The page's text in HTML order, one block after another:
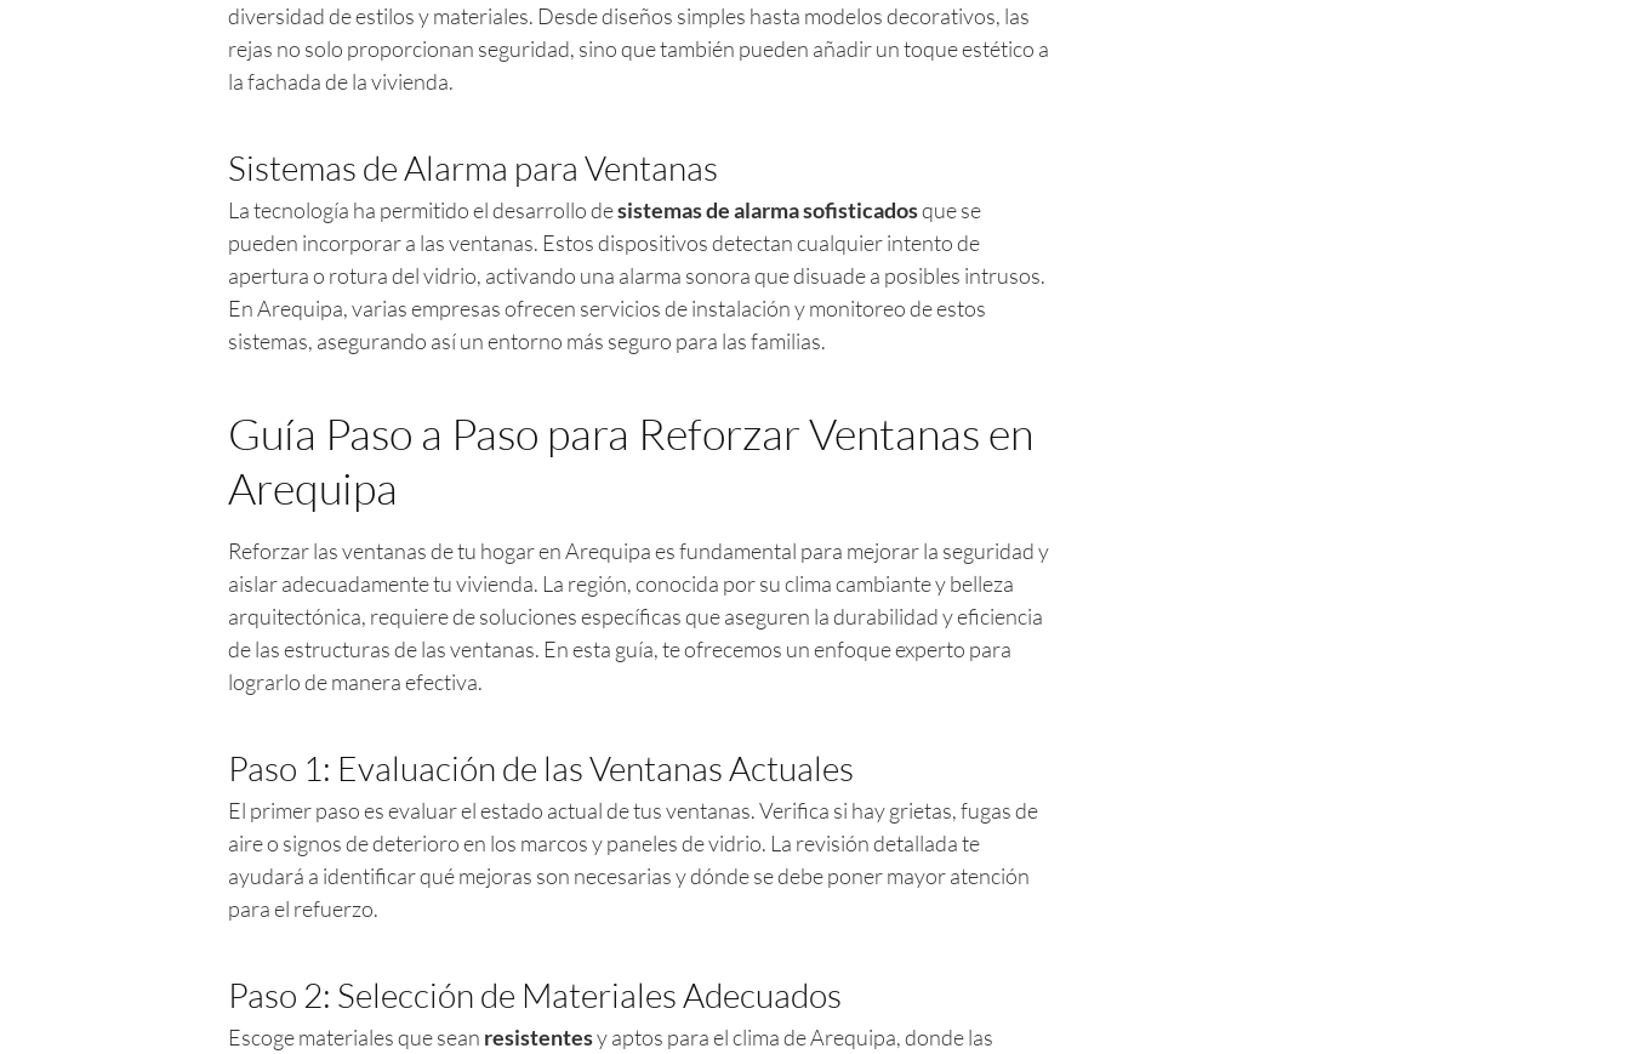
diversidad de estilos y materiales. Desde diseños simples hasta modelos decorativos, las
rejas no solo proporcionan seguridad, sino que también pueden añadir un toque estético a
la fachada de la vivienda.
Sistemas de Alarma para Ventanas
La tecnología ha permitido el desarrollo desistemas de alarma sofisticadosque se
pueden incorporar a las ventanas. Estos dispositivos detectan cualquier intento de
apertura o rotura del vidrio, activando una alarma sonora que disuade a posibles intrusos.
En Arequipa, varias empresas ofrecen servicios de instalación y monitoreo de estos
sistemas, asegurando así un entorno más seguro para las familias.
Guía Paso a Paso para Reforzar Ventanas en
Arequipa
Reforzar las ventanas de tu hogar en Arequipa es fundamental para mejorar la seguridad y
aislar adecuadamente tu vivienda. La región, conocida por su clima cambiante y belleza
arquitectónica, requiere de soluciones específicas que aseguren la durabilidad y eficiencia
de las estructuras de las ventanas. En esta guía, te ofrecemos un enfoque experto para
lograrlo de manera efectiva.
Paso 1: Evaluación de las Ventanas Actuales
El primer paso es evaluar el estado actual de tus ventanas. Verifica si hay grietas, fugas de
aire o signos de deterioro en los marcos y paneles de vidrio. La revisión detallada te
ayudará a identificar qué mejoras son necesarias y dónde se debe poner mayor atención
para el refuerzo.
Paso 2: Selección de Materiales Adecuados
Escoge materiales que sean resistentesy aptos para el clima de Arequipa, donde las